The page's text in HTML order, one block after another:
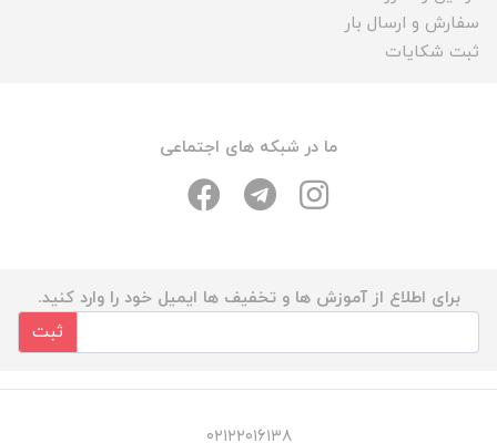
سفارش و ارسال بار
ثبت شکایات
ما در شبکه های اجتماعی
برای اطلاع از آموزش ها و تخفیف ها ایمیل خود را وارد کنید.
ثبت
۰۲۱۲۲۰۱۶۱۳۸